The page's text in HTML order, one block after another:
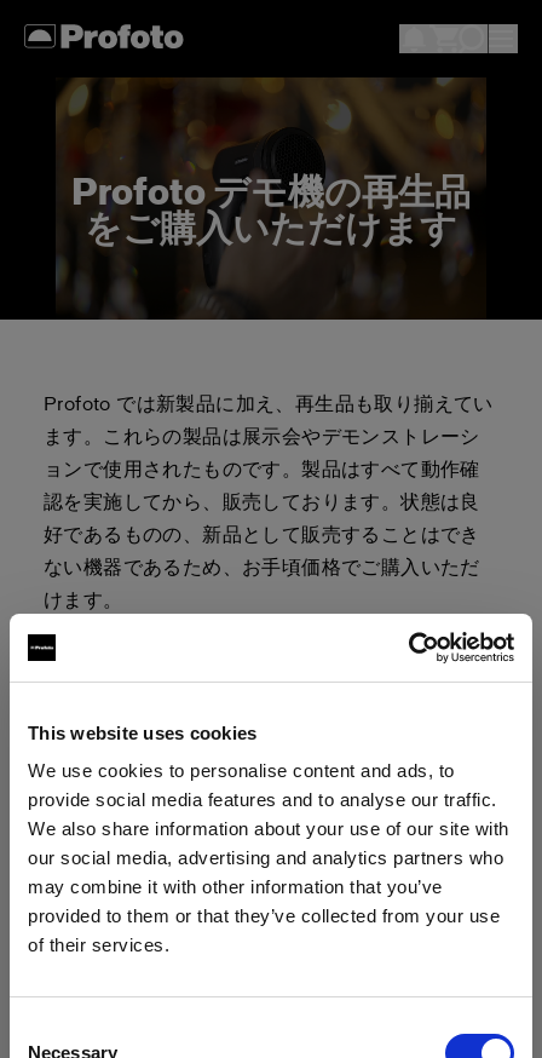
This website uses cookies
We use cookies to personalise content and ads, to
provide social media features and to analyse our traffic.
We also share information about your use of our site with
our social media, advertising and analytics partners who
may combine it with other information that you’ve
provided to them or that they’ve collected from your use
of their services.
Necessary
地域を変更しますか？
Profoto デモ機の再生品
をご購入いただけます
Profoto では新製品に加え、再生品も取り揃えてい
ます。これらの製品は展示会やデモンストレーシ
ョンで使用されたものです。製品はすべて動作確
認を実施してから、販売しております。状態は良
好であるものの、新品として販売することはでき
ない機器であるため、お手頃価格でご購入いただ
けます。
製品は、ケーブル、バッグ、充電器などのアクセ
の内容に関する詳細は、製品ページをご覧くださ
い。
デモ機はファイナルセールのため、返品
はお受けできません。
ご購入は、各製品の「購入する」ボタンをクリッ
自動的に追加されます。